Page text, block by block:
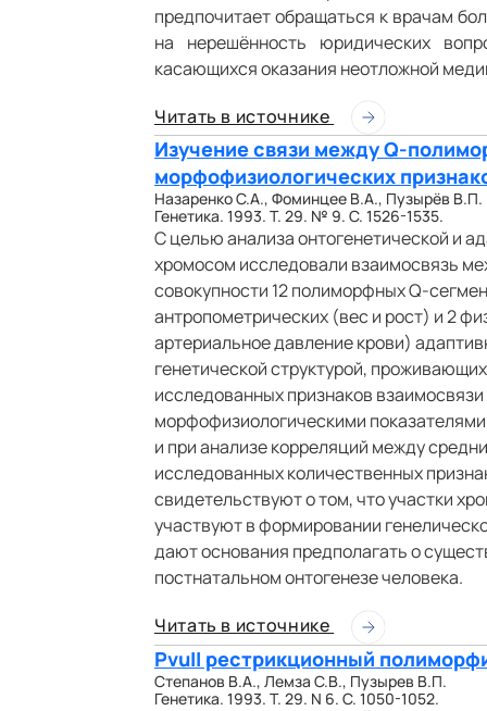
предпочитает обращаться к врачам
на нерешённость юридических
касающихся оказания неотложной
Читать в источнике
Изучение связи между Q-
морфофизиологических
Назаренко С.А., Фоминцее В.А., Пузырёв В.П.
Генетика. 1993. Т. 29. № 9. С. 1526-1535.
С целью анализа онтогенетической и
хромосом исследовали взаимосвязь
совокупности 12 полиморфных Q-
антропометрических (вес и рост) и 2
артериальное давление крови)
генетической структурой,
исследованных признаков
морфофизиологическими
и при анализе корреляций между
исследованных количественных
свидетельствуют о том, что участки
участвуют в формировании
дают основания предполагать о
постнатальном онтогенезе человека.
Читать в источнике
PvuII рестрикционный
Степанов В.А., Лемза С.В., Пузырев В.П.
Генетика. 1993. Т. 29. N 6. С. 1050-1052.